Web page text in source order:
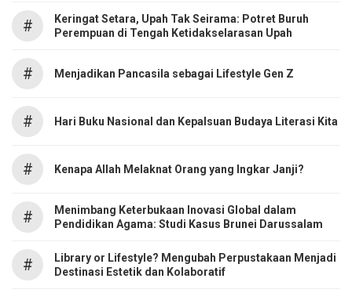
#
Keringat Setara, Upah Tak Seirama: Potret Buruh
Perempuan di Tengah Ketidakselarasan Upah
# Menjadikan Pancasila sebagai Lifestyle Gen Z
# Hari Buku Nasional dan Kepalsuan Budaya Literasi Kita
# Kenapa Allah Melaknat Orang yang Ingkar Janji?
#
Menimbang Keterbukaan Inovasi Global dalam
Pendidikan Agama: Studi Kasus Brunei Darussalam
#
Library or Lifestyle? Mengubah Perpustakaan Menjadi
Destinasi Estetik dan Kolaboratif